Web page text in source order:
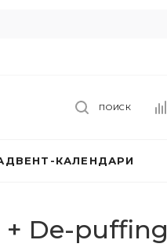
ПОИСК
КАЛЕНДАРИ
+ De-puffing